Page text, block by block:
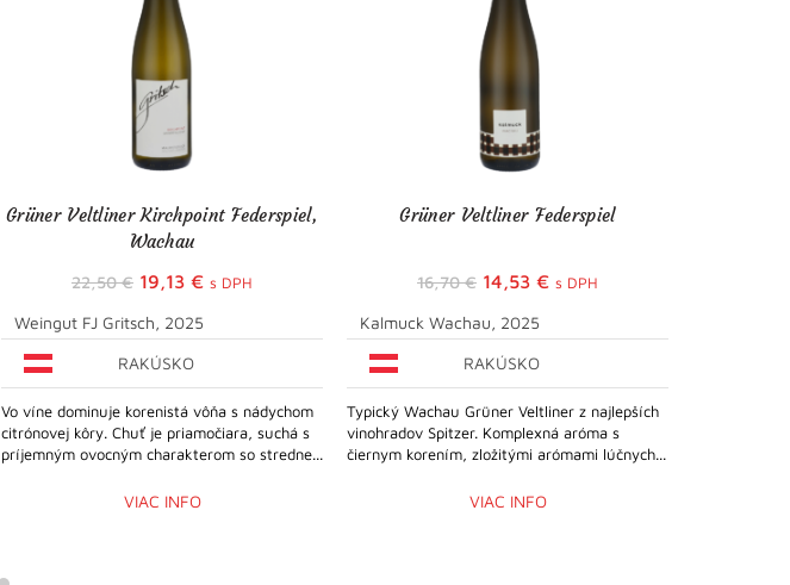
Grüner Veltliner Kirchpoint Federspiel,
Wachau
22,50€ Pôvodná
bola:
22,50 €.
19,13 €Aktuálna
je:
s DPH
Weingut FJ Gritsch, 2025
RAKÚSKO
Vo víne dominuje korenistá vôňa s nádychom
citrónovej kôry. Chuť je priamočiara, suchá s
príjemným ovocným charakterom so stredne...
VIAC INFO
Grüner Veltliner Federspiel
16,70€ Pôvodná
bola:
16,70 €.
14,53 €Aktuálna
je:
s DPH
Kalmuck Wachau, 2025
RAKÚSKO
Typický Wachau Grüner Veltliner z najlepších
vinohradov Spitzer. Komplexná aróma s
čiernym korením, zložitými arómami lúčnych...
VIAC INFO